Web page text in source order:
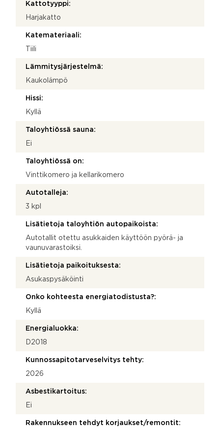
Kattotyyppi:
Harjakatto
Katemateriaali:
Tiili
Lämmitysjärjestelmä:
Kaukolämpö
Hissi:
Kyllä
Taloyhtiössä sauna:
Ei
Taloyhtiössä on:
Vinttikomero ja kellarikomero
Autotalleja:
3 kpl
Lisätietoja taloyhtiön autopaikoista:
Autotallit otettu asukkaiden käyttöön pyörä- ja
vaunuvarastoiksi.
Lisätietoja paikoituksesta:
Asukaspysäköinti
Onko kohteesta energiatodistusta?:
Kyllä
Energialuokka:
D2018
Kunnossapitotarveselvitys tehty:
2026
Asbestikartoitus:
Ei
Rakennukseen tehdyt korjaukset/remontit: